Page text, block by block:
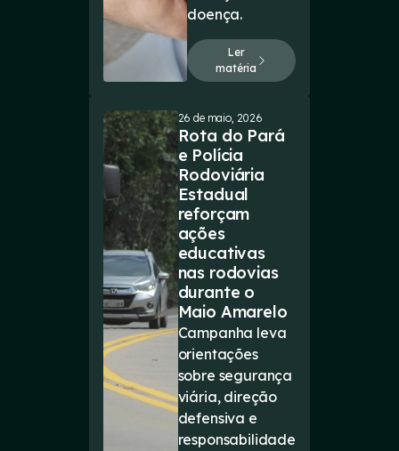
doença.
Ler
matéria
26 de maio, 2026
Rota do Pará
e Polícia
Rodoviária
Estadual
reforçam
ações
educativas
nas rodovias
durante o
Maio Amarelo
Campanha leva
orientações
sobre segurança
viária, direção
defensiva e
responsabilidade